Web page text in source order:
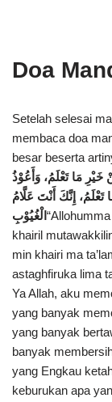
Doa
Setelah selesai
membaca doa
besar beserta
خَيْرِ مَا تَعْلَمُ، وَأَعُوْذُ
إِنَّكَ أَنْتَ عَلَّامُ
الْغُيُوْبِ
khairil
min khairi ma
astaghfiruka lima
Ya Allah, aku
yang banyak
yang banyak
banyak
yang Engkau
keburukan apa